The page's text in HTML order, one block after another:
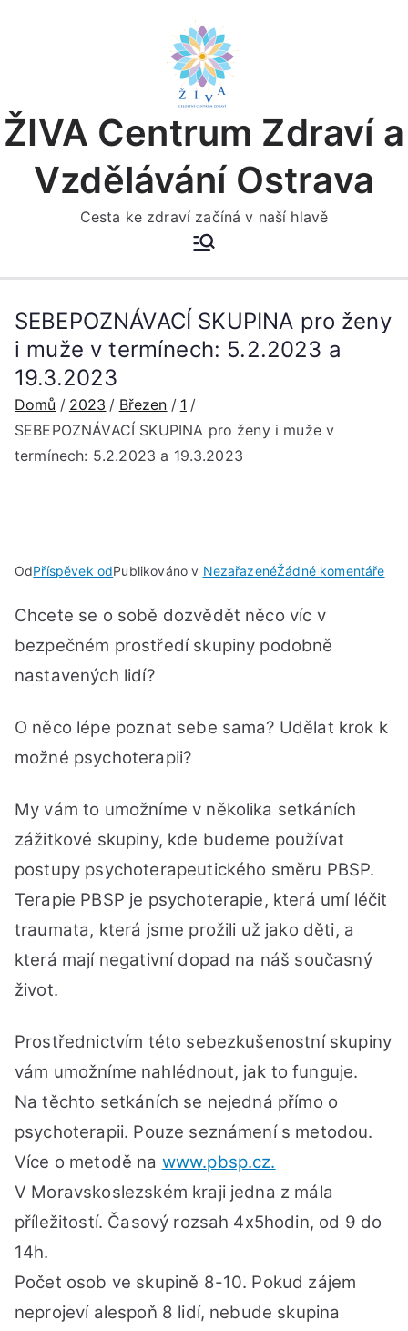
ŽIVA Centrum Zdraví a
Vzdělávání Ostrava
Cesta ke zdraví začíná v naší hlavě
SEBEPOZNÁVACÍ SKUPINA pro ženy
i muže v termínech: 5.2.2023 a
19.3.2023
Domů 2023 Březen
1
SEBEPOZNÁVACÍ SKUPINA pro ženy i muže v
termínech: 5.2.2023 a 19.3.2023
OdPříspěvek odPublikováno v NezařazenéŽádné komentářeu
v
Chcete se o sobě dozvědět něco víc v
bezpečném prostředí skupiny podobně
nastavených lidí?
O něco lépe poznat sebe sama? Udělat krok k
možné psychoterapii?
My vám to umožníme v několika setkáních
zážitkové skupiny, kde budeme používat
postupy psychoterapeutického směru PBSP.
Terapie PBSP je psychoterapie, která umí léčit
traumata, která jsme prožili už jako děti, a
která mají negativní dopad na náš současný
život.
Prostřednictvím této sebezkušenostní skupiny
vám umožníme nahlédnout, jak to funguje.
Na těchto setkáních se nejedná přímo o
psychoterapii. Pouze seznámení s metodou.
Více o metodě na www.pbsp.cz.
V Moravskoslezském kraji jedna z mála
příležitostí. Časový rozsah 4x5hodin, od 9 do
14h.
Počet osob ve skupině 8-10. Pokud zájem
neprojeví alespoň 8 lidí, nebude skupina